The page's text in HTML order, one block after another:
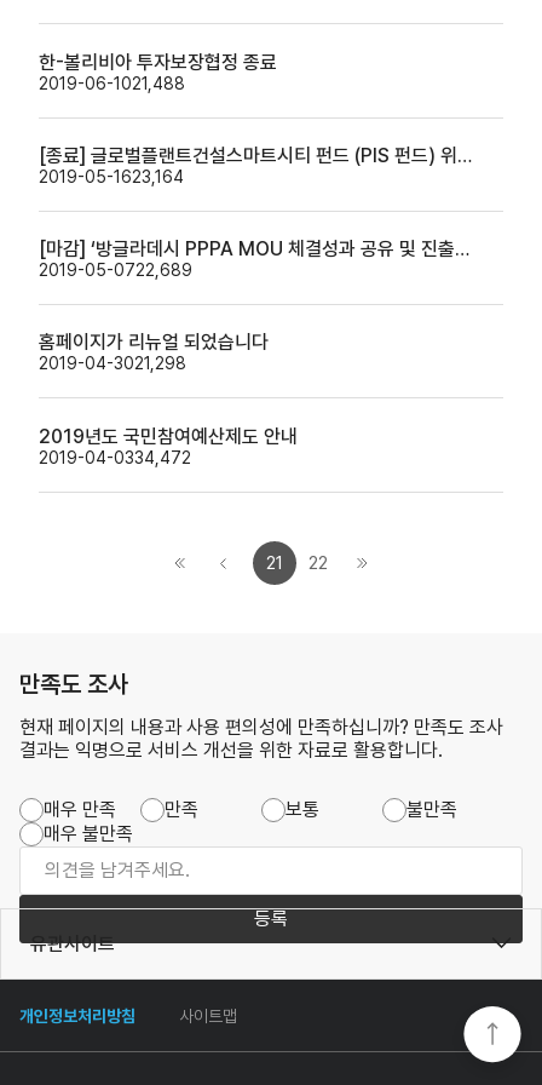
한-볼리비아 투자보장협정 종료
2019-06-1021,488
[종료] 글로벌플랜트건설스마트시티 펀드 (PIS 펀드) 위탁운영기관 선정을 위한 입찰 사전설명회 개최 안내
2019-05-1623,164
[마감] ‘방글라데시 PPPA MOU 체결성과 공유 및 진출전략 설명회’ 개최 알림
2019-05-0722,689
홈페이지가 리뉴얼 되었습니다
2019-04-3021,298
2019년도 국민참여예산제도 안내
2019-04-0334,472
21 22
만족도 조사
현재 페이지의 내용과 사용 편의성에 만족하십니까? 만족도 조사
결과는 익명으로 서비스 개선을 위한 자료로 활용합니다.
매우 만족 만족 보통
불만족
매우 불만족
등록
개인정보처리방침 사이트맵
유관사이트